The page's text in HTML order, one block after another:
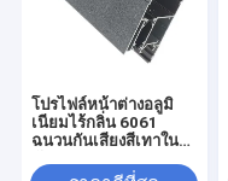
โปรไฟล์หน้าต่างอลูมิ
เนียมไร้กลิ่น 6061
ฉนวนกันเสียงสีเทาใน